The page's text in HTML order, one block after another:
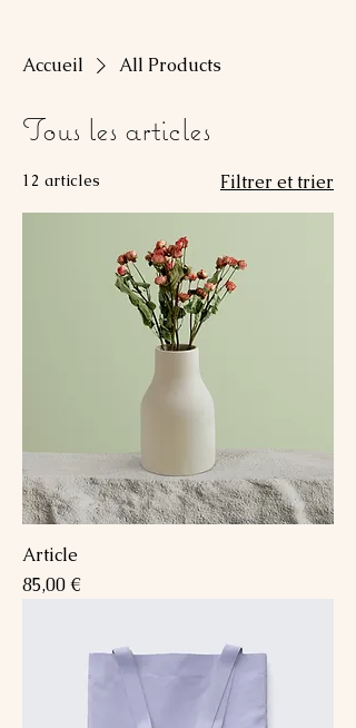
Accueil All Products
Tous les articles
12 articles Filtrer et trier
Article
Prix
85,00 €